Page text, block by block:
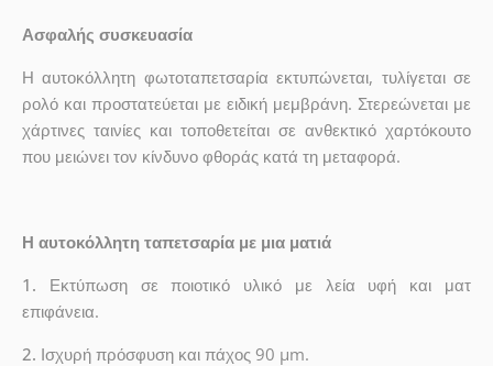
Ασφαλής συσκευασία
Η αυτοκόλλητη φωτοταπετσαρία εκτυπώνεται, τυλίγεται σε
ρολό και προστατεύεται με ειδική μεμβράνη. Στερεώνεται με
χάρτινες ταινίες και τοποθετείται σε ανθεκτικό χαρτόκουτο
που μειώνει τον κίνδυνο φθοράς κατά τη μεταφορά.
Η αυτοκόλλητη ταπετσαρία με μια ματιά
1. Εκτύπωση σε ποιοτικό υλικό με λεία υφή και ματ
επιφάνεια.
2. Ισχυρή πρόσφυση και πάχος 90 µm.